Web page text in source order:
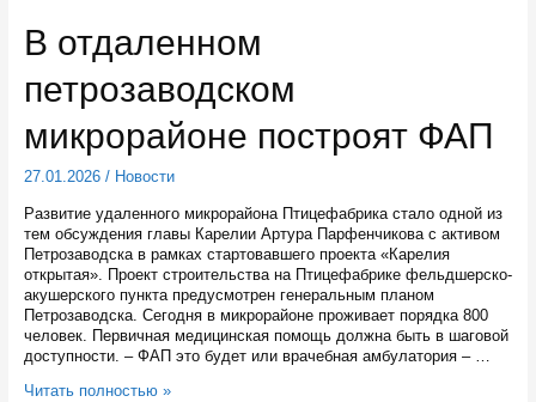
В отдаленном
петрозаводском
микрорайоне построят ФАП
27.01.2026/ Новости
Развитие удаленного микрорайона Птицефабрика стало одной из
тем обсуждения главы Карелии Артура Парфенчикова с активом
Петрозаводска в рамках стартовавшего проекта «Карелия
открытая». Проект строительства на Птицефабрике фельдшерско-
акушерского пункта предусмотрен генеральным планом
Петрозаводска. Сегодня в микрорайоне проживает порядка 800
человек. Первичная медицинская помощь должна быть в шаговой
доступности. – ФАП это будет или врачебная амбулатория – …
В
Читать полностью »